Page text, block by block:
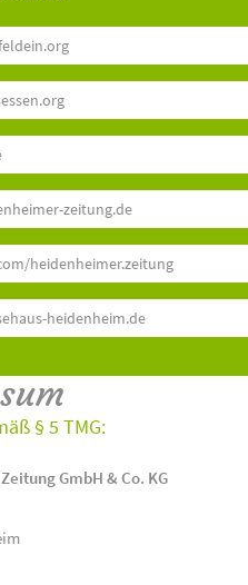
zeitung.de
heidenheimer.zeitung
heidenheim.de
§ 5 TMG:
GmbH & Co. KG